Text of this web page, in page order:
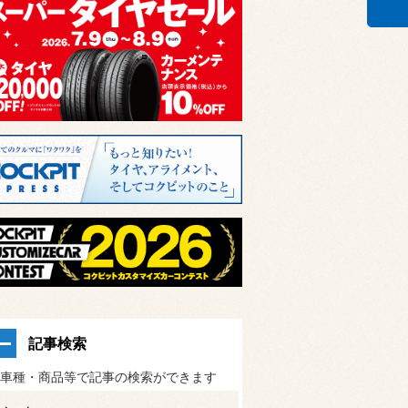
記事検索
種・商品等で記事の検索ができます